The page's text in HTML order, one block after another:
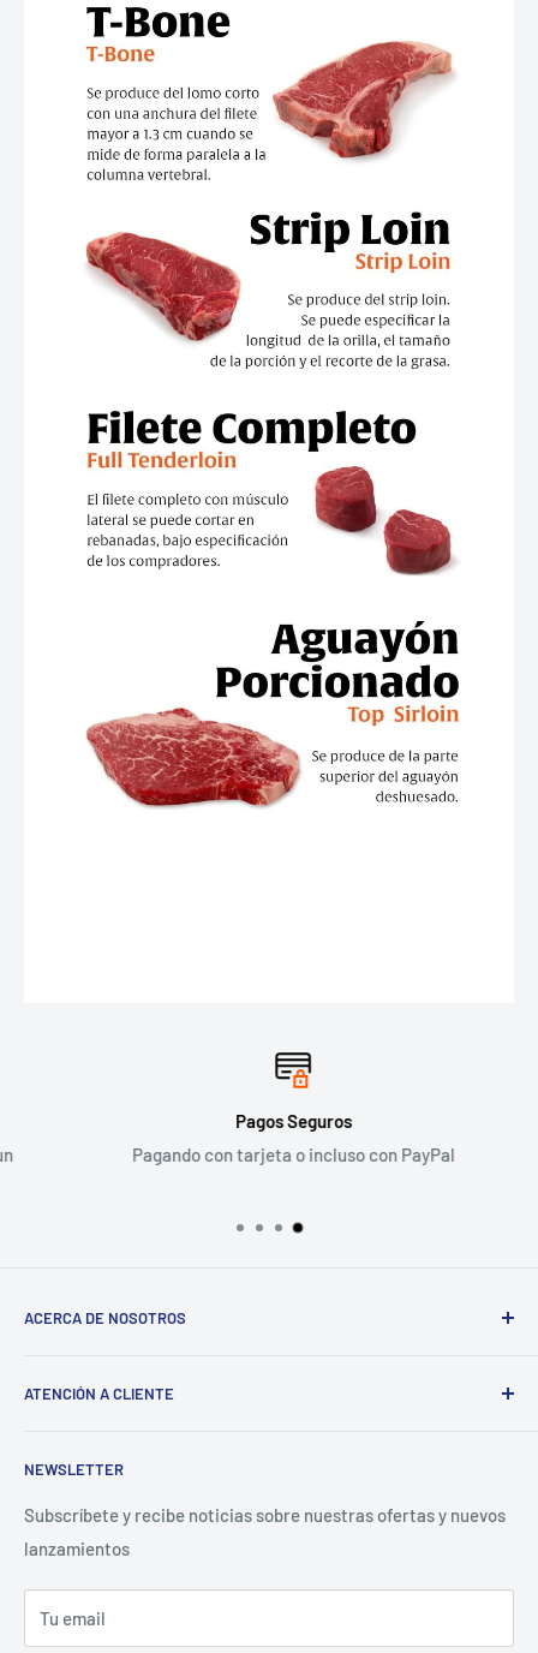
Pagos Seguros
Pagando con tarjeta o incluso con PayPal
ACERCA DE NOSOTROS
¿Tienes un Negocio? Regístrate aquí
ATENCIÓN A CLIENTE
Términos y Condiciones
Aviso de Privacidad
Contacto para proveedores
NEWSLETTER
Subscríbete y recibe noticias sobre nuestras ofertas y nuevos
lanzamientos
Tu email